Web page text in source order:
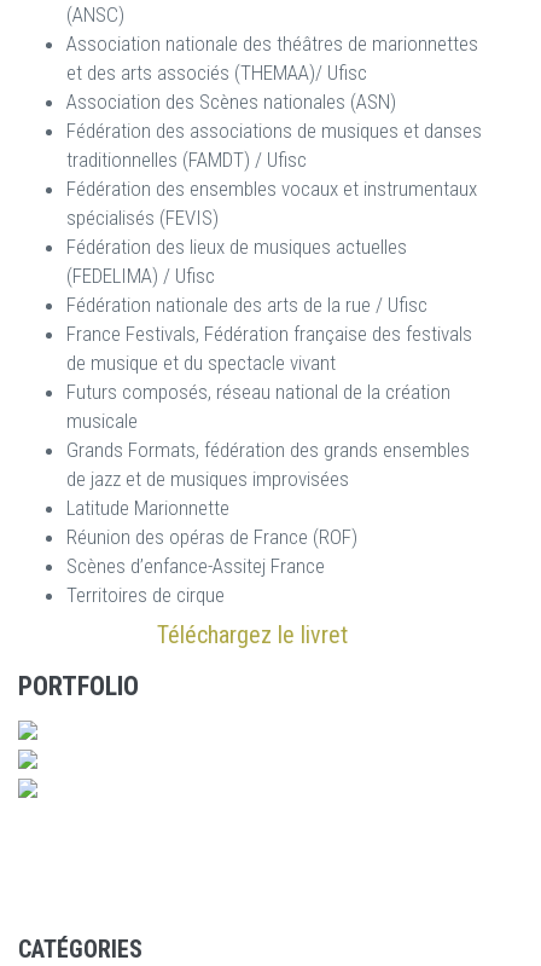
(ANSC)
Association nationale des théâtres de marionnettes
et des arts associés (THEMAA)/ Ufisc
Association des Scènes nationales (ASN)
Fédération des associations de musiques et danses
traditionnelles (FAMDT) / Ufisc
Fédération des ensembles vocaux et instrumentaux
spécialisés (FEVIS)
Fédération des lieux de musiques actuelles
(FEDELIMA) / Ufisc
Fédération nationale des arts de la rue / Ufisc
France Festivals, Fédération française des festivals
de musique et du spectacle vivant
Futurs composés, réseau national de la création
musicale
Grands Formats, fédération des grands ensembles
de jazz et de musiques improvisées
Latitude Marionnette
Réunion des opéras de France (ROF)
Scènes d’enfance-Assitej France
Territoires de cirque
Téléchargez le livret
PORTFOLIO
CATÉGORIES